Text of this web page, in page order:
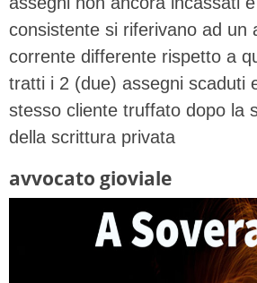
consistente si riferivano ad un
corrente differente rispetto a
tratti i 2 (due) assegni scaduti
stesso cliente truffato dopo la
della scrittura privata
avvocato gioviale